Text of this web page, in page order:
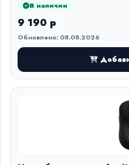
В наличии
9 190 р
Обновлено: 08.08.2026